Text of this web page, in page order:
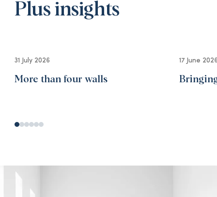
Plus insights
31 July 2026
More than four walls
17 June